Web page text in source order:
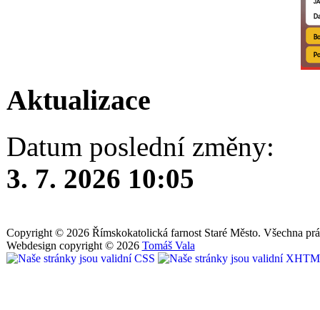
Aktualizace
Datum poslední změny:
3. 7. 2026 10:05
Copyright © 2026 Římskokatolická farnost Staré Město. Všechna
Webdesign copyright © 2026 Tomáš Vala